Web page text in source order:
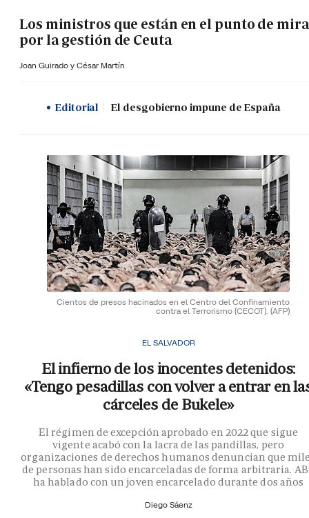
Los ministros que están en el punto de mira
por la gestión de Ceuta
Joan Guirado y César Martín
Editorial El desgobierno impune de España
Cientos de presos hacinados en el Centro del Confinamiento
contra el Terrorismo (CECOT). (AFP)
EL SALVADOR
El infierno de los inocentes detenidos:
«Tengo pesadillas con volver a entrar en
cárceles de Bukele»
El régimen de excepción aprobado en 2022 que sigue
vigente acabó con la lacra de las pandillas, pero
organizaciones de derechos humanos denuncian que
de personas han sido encarceladas de forma arbitraria.
ha hablado con un joven encarcelado durante dos años
Diego Sáenz